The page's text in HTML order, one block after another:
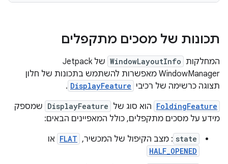
תכונות של מסכים מתקפלים
המחלקות WindowLayoutInfo
של Jetpack
WindowManager מאפשרות להשתמש בתכונות של חלון
תצוגה כרשימה של רכיבי DisplayFeature
.
FoldingFeature הוא סוג של DisplayFeature שמספק
מידע על מסכים מתקפלים, כולל המאפיינים הבאים:
state : מצב הקיפול של המכשיר, FLAT או
HALF_OPENED